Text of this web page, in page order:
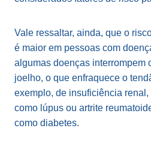
Vale ressaltar, ainda, que o
é maior em pessoas com
algumas doenças interrompem
joelho, o que enfraquece o
exemplo, de insuficiência
como lúpus ou artrite
como diabetes.